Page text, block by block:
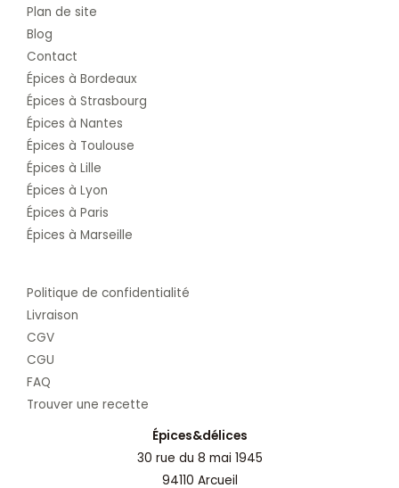
Plan de site
Blog
Contact
Épices à Bordeaux
Épices à Strasbourg
Épices à Nantes
Épices à Toulouse
Épices à Lille
Épices à Lyon
Épices à Paris
Épices à Marseille
Politique de confidentialité
Livraison
CGV
CGU
FAQ
Trouver une recette
Épices&délices
30 rue du 8 mai 1945
94110 Arcueil